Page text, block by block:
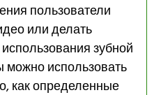
пользователи
или делать
зубной
использовать
как определенные